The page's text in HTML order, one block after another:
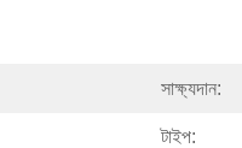
সাক্ষ্যদান:
টাইপ: